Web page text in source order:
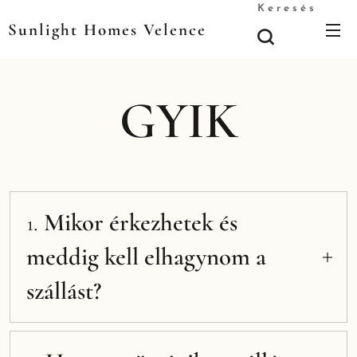
Sunlight Homes Velence
Keresés
GYIK
1. Mikor érkezhetek és
meddig kell elhagynom a
szállást?
A lefoglalt apartmant az érkezés